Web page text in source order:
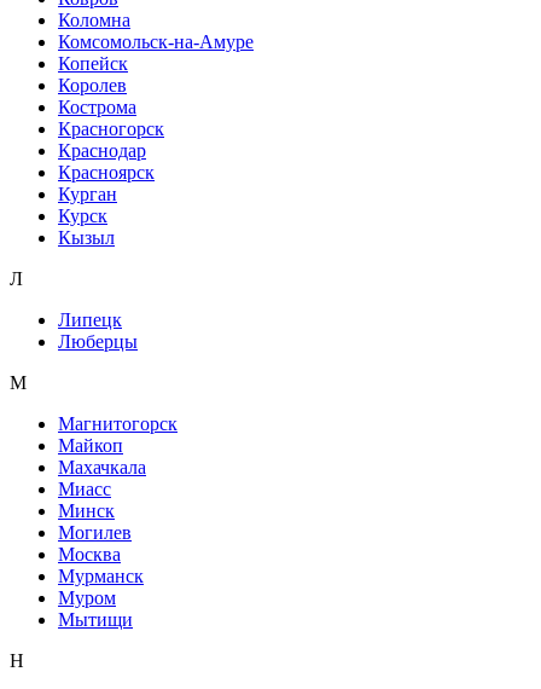
Коломна
Комсомольск-на-Амуре
Копейск
Королев
Кострома
Красногорск
Краснодар
Красноярск
Курган
Курск
Кызыл
Л
Липецк
Люберцы
М
Магнитогорск
Майкоп
Махачкала
Миасс
Минск
Могилев
Москва
Мурманск
Муром
Мытищи
Н